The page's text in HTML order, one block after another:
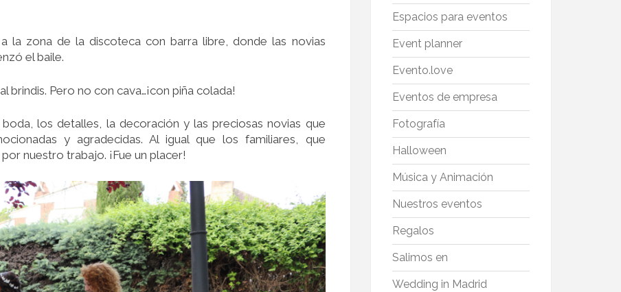
la zona de la discoteca con barra libre, donde las novias
el baile.
brindis. Pero no con cava…¡con piña colada!
los detalles, la decoración y las preciosas novias que
y agradecidas. Al igual que los familiares, que
nuestro trabajo. ¡Fue un placer!
Espacios para eventos
Event planner
Evento.love
Eventos de empresa
Fotografía
Halloween
Música y Animación
Nuestros eventos
Regalos
Salimos en
Wedding in Madrid